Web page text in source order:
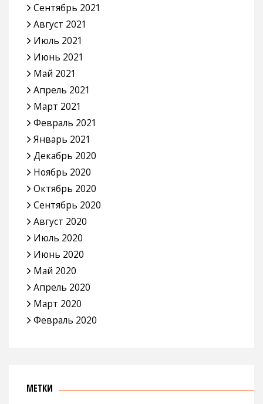
Сентябрь 2021
Август 2021
Июль 2021
Июнь 2021
Май 2021
Апрель 2021
Март 2021
Февраль 2021
Январь 2021
Декабрь 2020
Ноябрь 2020
Октябрь 2020
Сентябрь 2020
Август 2020
Июль 2020
Июнь 2020
Май 2020
Апрель 2020
Март 2020
Февраль 2020
МЕТКИ